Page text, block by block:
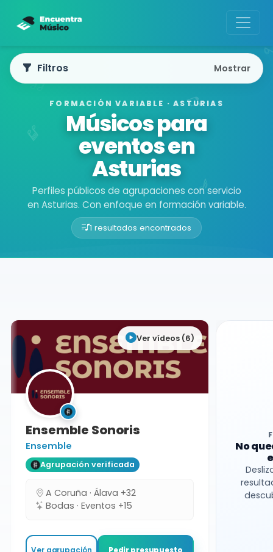
FORMACIÓN VARIABLE · ASTURIAS
Músicos para
eventos en
Asturias
Perfiles públicos de agrupaciones con servicio
en Asturias. Con enfoque en formación variable.
1 resultados encontrados
Buscador de músicos
Filtros Mostrar
Ver vídeos (6)
Ensemble Sonoris
Ensemble
Agrupación verificada
A Coruña · Álava +32
Bodas · Eventos +15
Ver agrupación Pedir presupuesto
No